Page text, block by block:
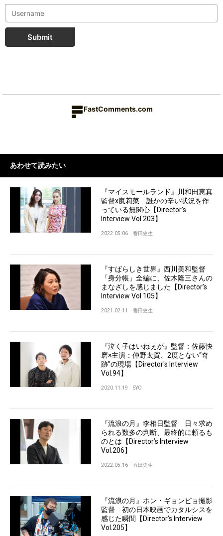
Submit
FastComments.com
あわせて読みたい
『マイスモールランド』川和田恵真
監督x嵐莉菜 誰かの辛い状況を作
っている無関心【Director’s
Interview Vol.203】
2022.05.06 香田史生
『すばらしき世界』西川美和監督
「身分帳」全編に、佐木隆三さんの
まなざしを感じました【Director’s
Interview Vol.105】
2021.02.11 香田史生
『泣く子はいねぇが』監督：佐藤快
磨×主演：仲野太賀、2度とない“奇
跡”の現場【Director's Interview
Vol.94】
2020.11.19 SYO
『流浪の月』李相日監督 日々求め
られる数多の判断、最終的に頼るも
のとは【Director’s Interview
Vol.206】
2022.05.16 香田史生
『流浪の月』ホン・ギョンピョ撮影
監督 初の日本映画でカタルシスを
感じた瞬間【Director’s Interview
Vol.205】